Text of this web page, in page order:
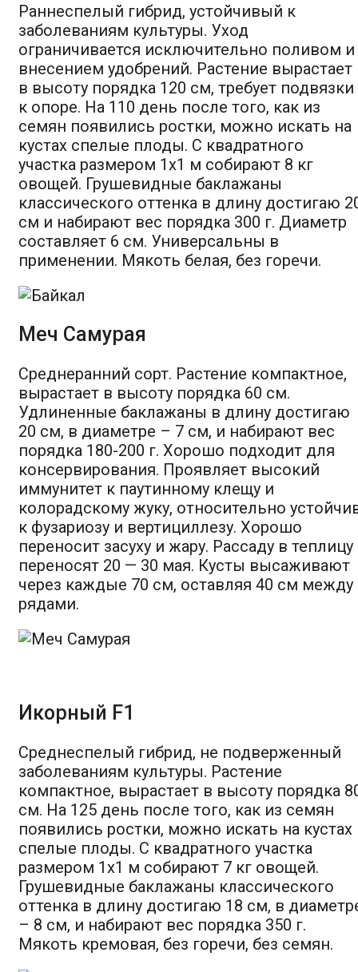
Раннеспелый гибрид, устойчивый к
заболеваниям культуры. Уход
ограничивается исключительно поливом и
внесением удобрений. Растение вырастает
в высоту порядка 120 см, требует подвязки
к опоре. На 110 день после того, как из
семян появились ростки, можно искать на
кустах спелые плоды. С квадратного
участка размером 1х1 м собирают 8 кг
овощей. Грушевидные баклажаны
классического оттенка в длину достигаю
см и набирают вес порядка 300 г. Диаметр
составляет 6 см. Универсальны в
применении. Мякоть белая, без горечи.
Меч Самурая
Среднеранний сорт. Растение компактное,
вырастает в высоту порядка 60 см.
Удлиненные баклажаны в длину достигаю
20 см, в диаметре – 7 см, и набирают вес
порядка 180-200 г. Хорошо подходит для
консервирования. Проявляет высокий
иммунитет к паутинному клещу и
колорадскому жуку, относительно
к фузариозу и вертициллезу. Хорошо
переносит засуху и жару. Рассаду в теплицу
переносят 20 — 30 мая. Кусты высаживают
через каждые 70 см, оставляя 40 см между
рядами.
Икорный F1
Среднеспелый гибрид, не подверженный
заболеваниям культуры. Растение
компактное, вырастает в высоту порядка
см. На 125 день после того, как из семян
появились ростки, можно искать на кустах
спелые плоды. С квадратного участка
размером 1х1 м собирают 7 кг овощей.
Грушевидные баклажаны классического
оттенка в длину достигаю 18 см, в
– 8 см, и набирают вес порядка 350 г.
Мякоть кремовая, без горечи, без семян.